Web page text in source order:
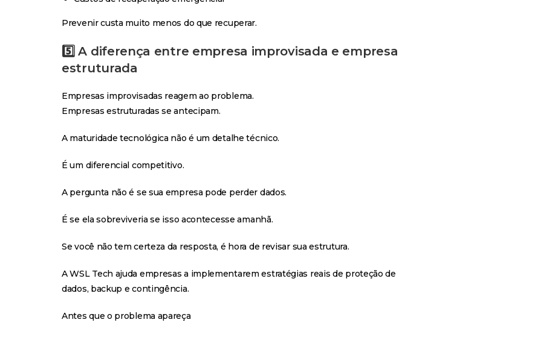
Prevenir custa muito menos do que recuperar.
5️⃣ A diferença entre empresa improvisada e empresa
estruturada
Empresas improvisadas reagem ao problema.
Empresas estruturadas se antecipam.
A maturidade tecnológica não é um detalhe técnico.
É um diferencial competitivo.
A pergunta não é se sua empresa pode perder dados.
É se ela sobreviveria se isso acontecesse amanhã.
Se você não tem certeza da resposta, é hora de revisar sua estrutura.
A WSL Tech ajuda empresas a implementarem estratégias reais de proteção de
dados, backup e contingência.
Antes que o problema apareça